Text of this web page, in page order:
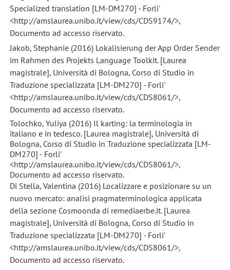
Specialized translation [LM-DM270] - Forli'
<http://amslaurea.unibo.it/view/cds/CDS9174/>,
Documento ad accesso riservato.
Jakob, Stephanie (2016) Lokalisierung der App Order Sender
im Rahmen des Projekts Language Toolkit. [Laurea
magistrale], Università di Bologna, Corso di Studio in
Traduzione specializzata [LM-DM270] - Forli'
<http://amslaurea.unibo.it/view/cds/CDS8061/>,
Documento ad accesso riservato.
Tolochko, Yuliya (2016) Il karting: la terminologia in
italiano e in tedesco. [Laurea magistrale], Università di
Bologna, Corso di Studio in Traduzione specializzata [LM-
DM270] - Forli'
<http://amslaurea.unibo.it/view/cds/CDS8061/>,
Documento ad accesso riservato.
Di Stella, Valentina (2016) Localizzare e posizionare su un
nuovo mercato: analisi pragmaterminologica applicata
della sezione Cosmoonda di remediaerbe.it. [Laurea
magistrale], Università di Bologna, Corso di Studio in
Traduzione specializzata [LM-DM270] - Forli'
<http://amslaurea.unibo.it/view/cds/CDS8061/>,
Documento ad accesso riservato.